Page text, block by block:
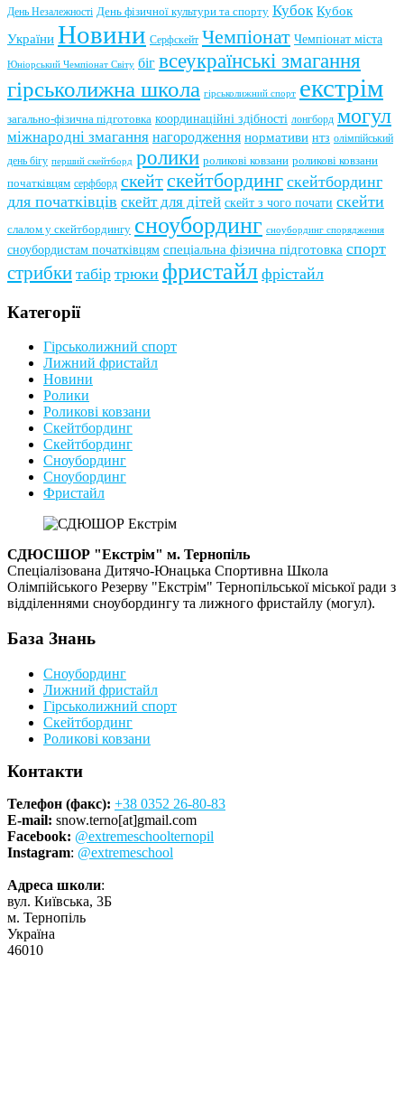
День Незалежності День фізичної культури та спорту Кубок Кубок
України Новини Серфскейт Чемпіонат Чемпіонат міста
Юніорський Чемпіонат Світу біг всеукраїнські змагання
гірськолижна школа гірськолижний спорт екстрім
загально-фізична підготовка координаційні здібності лонгборд могул
міжнародні змагання нагородження нормативи нтз олімпійський
день бігу перший скейтборд ролики роликові ковзани роликові ковзани
початківцям серфборд скейтскейтбординг скейтбординг
для початківців скейт для дітей скейт з чого почати скейти
слалом у скейтбордингу сноубординг сноубординг спорядження
сноубордистам початківцям спеціальна фізична підготовка спорт
стрибки табір трюки фристайл фрістайл
Категорії
Гірськолижний спорт
Лижний фристайл
Новини
Ролики
Роликові ковзани
Скейтбординг
Скейтбординг
Сноубординг
Сноубординг
Фристайл
СДЮСШОР "Екстрім" м. Тернопіль
Спеціалізована Дитячо-Юнацька Спортивна Школа
Олімпійського Резерву "Екстрім" Тернопільської міської ради з
відділеннями сноубордингу та лижного фристайлу (могул).
База Знань
Сноубординг
Лижний фристайл
Гірськолижний спорт
Скейтбординг
Роликові ковзани
Контакти
Телефон (факс): +38 0352 26-80-83
E-mail: snow.terno[at]gmail.com
Facebook: @extremeschoolternopil
Instagram: @extremeschool
Адреса школи:
вул. Київська, 3Б
м. Тернопіль
Україна
46010